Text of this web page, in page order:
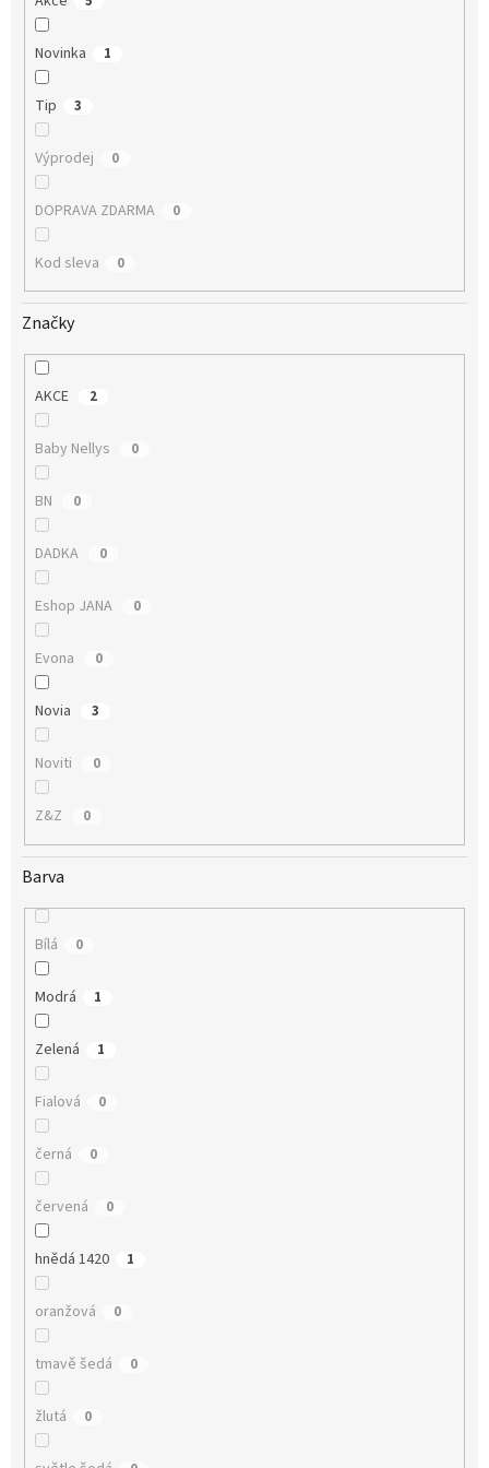
Novinka 1
Tip 3
Výprodej 0
DOPRAVA ZDARMA 0
Kod sleva 0
Značky
AKCE 2
Baby Nellys 0
BN 0
DADKA 0
Eshop JANA 0
Evona 0
Novia 3
Noviti 0
Z&Z 0
Barva
Bílá 0
Modrá 1
Zelená 1
Fialová 0
černá 0
červená 0
hnědá 1420 1
oranžová 0
tmavě šedá 0
žlutá 0